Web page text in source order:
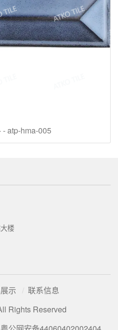
- atp-hma-005
楼
示
联系信息
Rights Reserved